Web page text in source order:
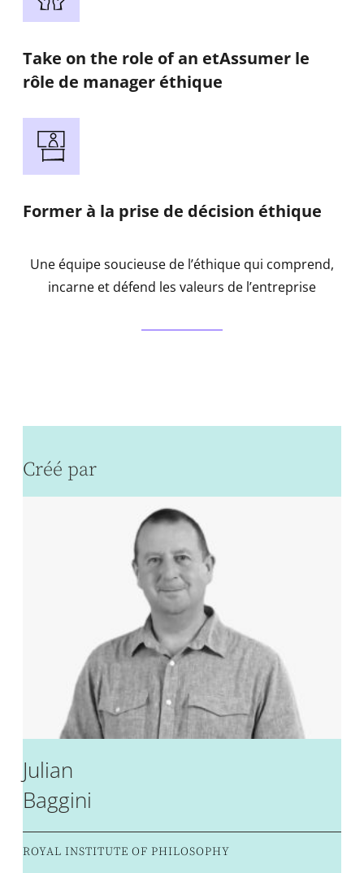
Take on the role of an etAssumer le
rôle de manager éthique
Former à la prise de décision éthique
Une équipe soucieuse de l’éthique qui comprend,
incarne et défend les valeurs de l’entreprise
Créé par
Julian
Baggini
ROYAL INSTITUTE OF PHILOSOPHY